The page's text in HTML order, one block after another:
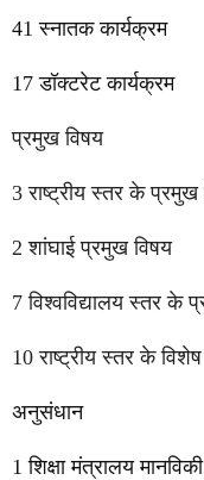
41स्नातक कार्यक्रम
17डॉक्टरेट कार्यक्रम
प्रमुख विषय
3 राष्ट्रीय स्तर के प्रमुख
2 शांघाई प्रमुख विषय
7 विश्वविद्यालय स्तर के
10 राष्ट्रीय स्तर के
अनुसंधान
1शिक्षा मंत्रालय